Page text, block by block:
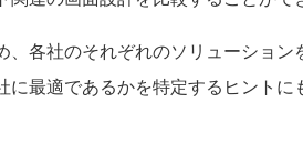
各社のそれぞれのソリューション
に最適であるかを特定するヒントに